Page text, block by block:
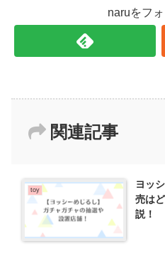
naruをフ
関連記事
toy
ヨッ
売は
説！